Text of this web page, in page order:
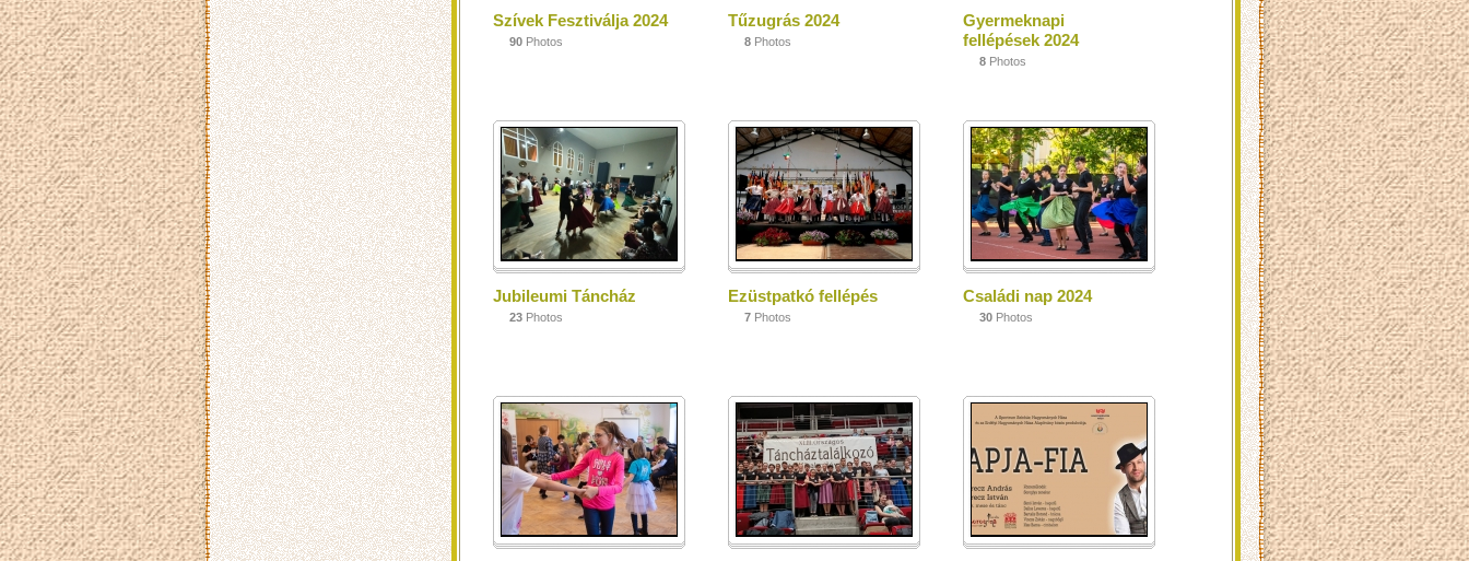
Szívek Fesztiválja 2024
90 Photos
Tűzugrás 2024
8 Photos
Gyermeknapi
fellépések 2024
8 Photos
Jubileumi Táncház
23 Photos
Ezüstpatkó fellépés
7 Photos
Családi nap 2024
30 Photos